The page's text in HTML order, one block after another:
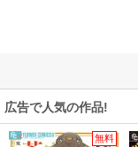
広告で人気の作品!
無料